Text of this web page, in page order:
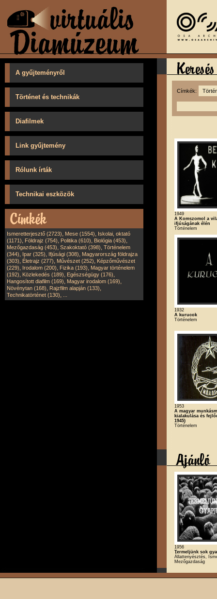
A gyűjteményről
Történet és technikák
Diafilmek
Link gyűjtemény
Rólunk írták
Technikai eszközök
Ismeretterjesztő (2723), Mese (1554), Iskolai, oktató
(1171), Földrajz (754), Politika (610), Biológia (453),
Mezőgazdaság (453), Szakoktató (398), Történelem
(344), Ipar (325), Ifjúsági (308), Magyarország földrajza
(303), Életrajz (277), Művészet (252), Képzőművészet
(229), Irodalom (200), Fizika (193), Magyar történelem
(192), Közlekedés (189), Egészségügy (176),
Hangosított diafilm (169), Magyar irodalom (169),
Növénytan (168), Rajzfilm alapján (133),
Technikatörténet (130),
Címkék:
1949
A Komszomol a
ifjúságának élén
Történelem
1932
A kurucok
Történelem
1953
A magyar
kialakulása és
1945)
Történelem
1956
Termeljünk sok
Állattenyésztés,
Mezőgazdaság